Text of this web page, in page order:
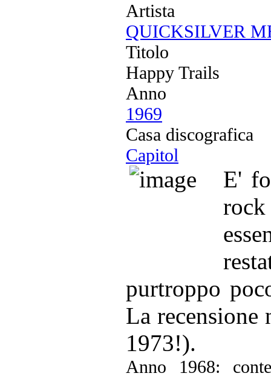
Artista
QUICKSILVER
Titolo
Happy Trails
Anno
1969
Casa discografica
Capitol
E'
purtroppo
La recensione
1973!).
Anno 1968: